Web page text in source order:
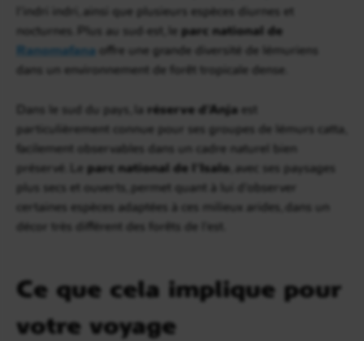
l’indri indri, ainsi que plusieurs espèces diurnes et
nocturnes. Plus au sud-est, le parc national de
Ranomafana offre une grande diversité de lémuriens
dans un environnement de forêt tropicale dense.
Dans le sud du pays, la réserve d’Anja est
particulièrement connue pour ses groupes de lémurs catta,
facilement observables dans un cadre naturel bien
préservé. Le parc national de l’Isalo , avec ses paysages
plus secs et ouverts, permet quant à lui d’observer
certaines espèces adaptées à ces milieux arides, dans un
décor très différent des forêts de l’est.
Ce que cela implique pour
votre voyage